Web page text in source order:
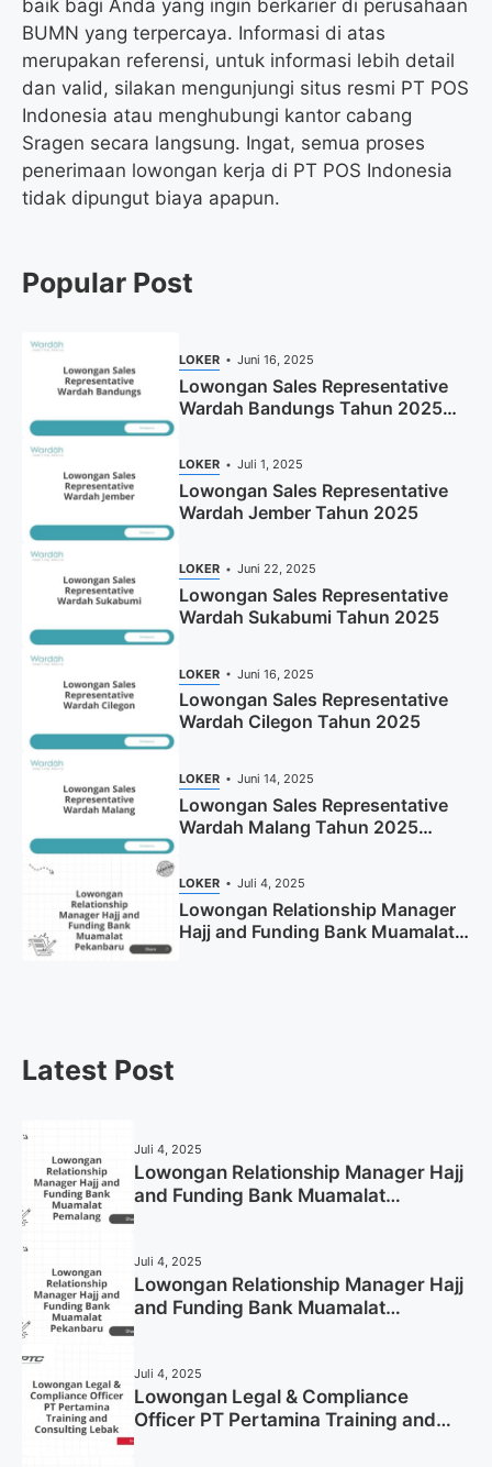
baik bagi Anda yang ingin berkarier di perusahaan
BUMN yang terpercaya. Informasi di atas
merupakan referensi, untuk informasi lebih detail
dan valid, silakan mengunjungi situs resmi PT POS
Indonesia atau menghubungi kantor cabang
Sragen secara langsung. Ingat, semua proses
penerimaan lowongan kerja di PT POS Indonesia
tidak dipungut biaya apapun.
Popular Post
LOKER Juni 16, 2025
Lowongan Sales Representative
Wardah Bandungs Tahun 2025
LOKER Juli 1, 2025
Lowongan Sales Representative
Wardah Jember Tahun 2025
LOKER Juni 22, 2025
Lowongan Sales Representative
Wardah Sukabumi Tahun 2025
LOKER Juni 16, 2025
Lowongan Sales Representative
Wardah Cilegon Tahun 2025
LOKER Juni 14, 2025
Lowongan Sales Representative
Wardah Malang Tahun 2025
LOKER Juli 4, 2025
Lowongan Relationship Manager
Hajj and Funding Bank Muamalat
Latest Post
Juli 4, 2025
Lowongan Relationship Manager Hajj
and Funding Bank Muamalat
Juli 4, 2025
Lowongan Relationship Manager Hajj
and Funding Bank Muamalat
Juli 4, 2025
Lowongan Legal & Compliance
Officer PT Pertamina Training and